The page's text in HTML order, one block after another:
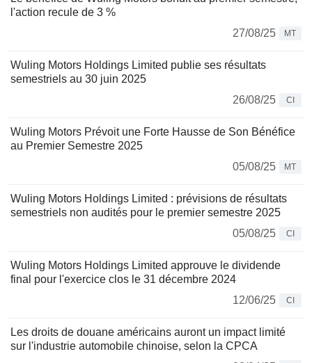
l'action recule de 3 %
27/08/25
MT
Wuling Motors Holdings Limited publie ses résultats
semestriels au 30 juin 2025
26/08/25
CI
Wuling Motors Prévoit une Forte Hausse de Son Bénéfice
au Premier Semestre 2025
05/08/25
MT
Wuling Motors Holdings Limited : prévisions de résultats
semestriels non audités pour le premier semestre 2025
05/08/25
CI
Wuling Motors Holdings Limited approuve le dividende
final pour l'exercice clos le 31 décembre 2024
12/06/25
CI
Les droits de douane américains auront un impact limité
sur l'industrie automobile chinoise, selon la CPCA